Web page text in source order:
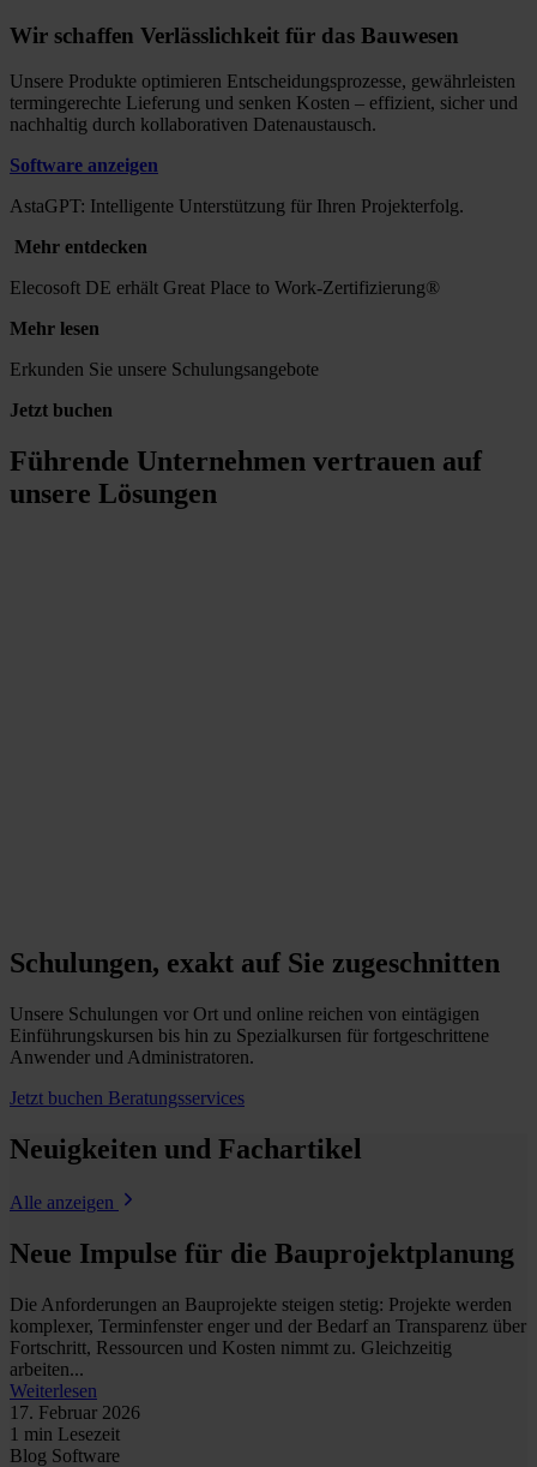
Wir schaffen Verlässlichkeit für das Bauwesen
Unsere Produkte optimieren Entscheidungsprozesse, gewährleisten
termingerechte Lieferung und senken Kosten – effizient, sicher und
nachhaltig durch kollaborativen Datenaustausch.
Software anzeigen
AstaGPT: Intelligente Unterstützung für Ihren Projekterfolg.
Mehr entdecken
Elecosoft DE erhält Great Place to Work-Zertifizierung®
Mehr lesen
Erkunden Sie unsere Schulungsangebote
Jetzt buchen
Führende Unternehmen vertrauen auf
unsere Lösungen
Schulungen, exakt auf Sie zugeschnitten
Unsere Schulungen vor Ort und online reichen von eintägigen
Einführungskursen bis hin zu Spezialkursen für fortgeschrittene
Anwender und Administratoren.
Jetzt buchen Beratungsservices
Neuigkeiten und Fachartikel
Alle anzeigen
Neue Impulse für die Bauprojektplanung
Die Anforderungen an Bauprojekte steigen stetig: Projekte werden
komplexer, Terminfenster enger und der Bedarf an Transparenz über
Fortschritt, Ressourcen und Kosten nimmt zu. Gleichzeitig
arbeiten...
Weiterlesen
17. Februar 2026
1 min Lesezeit
Blog Software